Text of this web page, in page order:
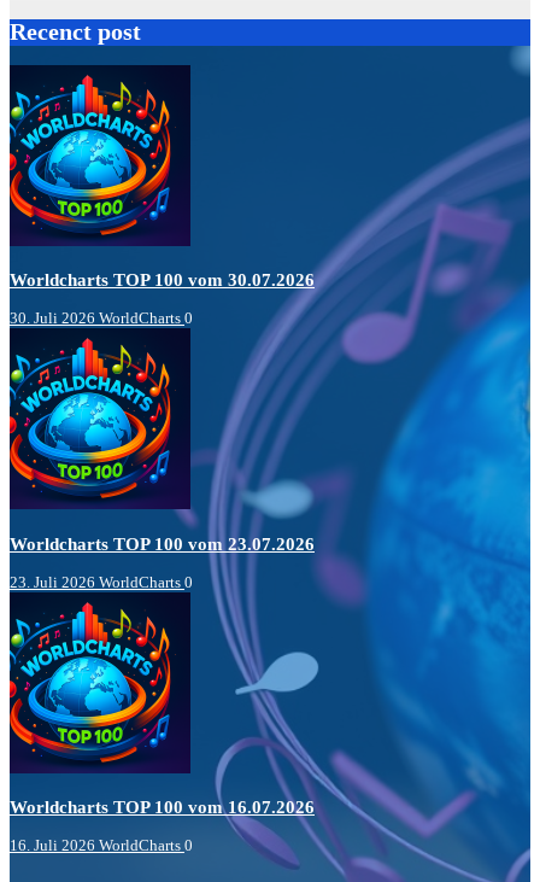
Recenct post
Worldcharts TOP 100 vom 30.07.2026
30. Juli 2026 WorldCharts 0
Worldcharts TOP 100 vom 23.07.2026
23. Juli 2026 WorldCharts 0
Worldcharts TOP 100 vom 16.07.2026
16. Juli 2026 WorldCharts 0